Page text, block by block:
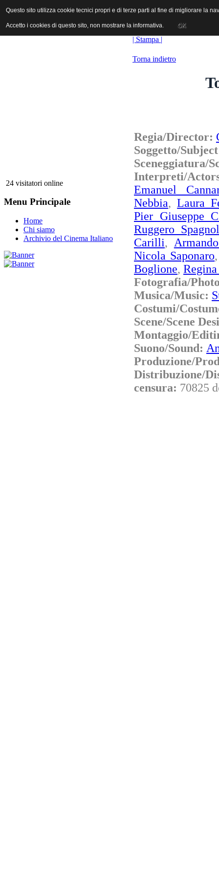
ANICA | Associazione Nazionale Industrie Cinematografiche
24 visitatori online
Menu Principale
Home
Chi siamo
Archivio del Cinema Italiano
| Stampa |
Torna indietro
Regia/Director:
Soggetto/
Sceneggiatura/
Interpreti/
Emanuel
Nebbia,Laura
Pier Giuseppe
Ruggero
Carilli,
Nicola Saponaro
Boglione,
Fotografia/
Musica/Music:
Costumi/
Scene/Scene
Montaggio/
Suono/Sound:
Produzione/
Distribuzione/
censura: 70825
Questo sito utilizza cookie tecnici propri e di terze parti al fine di migliorare la
Accetto i cookies di questo sito, non mostrare la informativa. OK
Questo sito utilizza cookie tecnici propri e di terze parti al fine di migliorare la
Accetto i cookies di questo sito, non mostrare la informativa. OK